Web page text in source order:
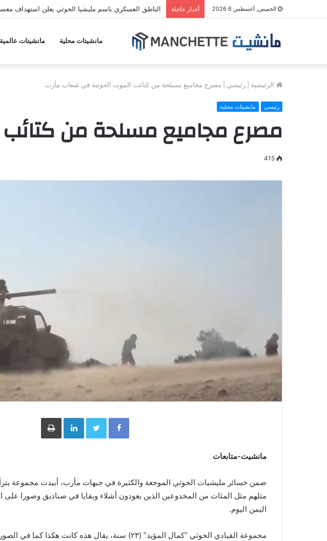
الخميس, أغسطس 6 2026 أخبار عاجلة الناطق العسكري باسم مليشيا الحوثي يعلن استهداف
مانشيتات محلية مانشيتات عالمية
الرئيسية رئيسي مصرع مجاميع مسلحة من كتائب الموت الحوثية في شعاب مأرب
رئيسي مانشيتات محلية
مصرع مجاميع مسلحة من
415
Facebook
Twitter
LinkedInطباعة
مانشيت-متابعات
ضمن خسائر مليشيات الحوثي الموجعة والكثيرة في جبهات مأرب، أبيدت مجموعة
مثلهم مثل المئات من المخدوعين الذين يعودون أشلاء وبقايا في صناديق وصورا على
اليمن اليوم.
مجموعة القيادي الحوثي “كمال المؤيد” (٢٣) سنة، يقال هذه